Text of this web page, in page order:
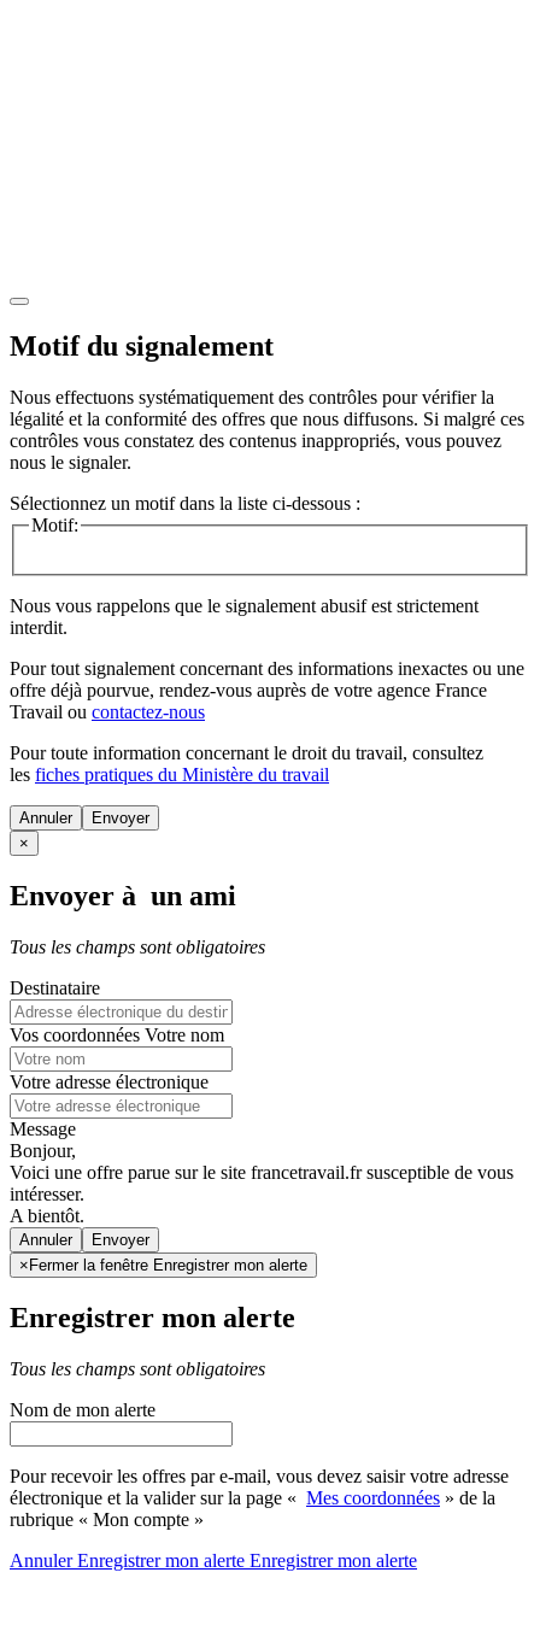
Motif du signalement
Nous effectuons systématiquement des contrôles pour vérifier la
légalité et la conformité des offres que nous diffusons. Si malgré ces
contrôles vous constatez des contenus inappropriés, vous pouvez
nous le signaler.
Sélectionnez un motif dans la liste ci-dessous :
Motif:
Nous vous rappelons que le signalement abusif est strictement
interdit.
Pour tout signalement concernant des informations inexactes ou une
offre déjà pourvue, rendez-vous auprès de votre agence France
Travail ou contactez-nous
Pour toute information concernant le droit du travail, consultez
les fiches pratiques du Ministère du travail
Annuler
×
Envoyer à un ami
Tous les champs sont obligatoires
Destinataire
Vos coordonnées Votre nom
Votre adresse électronique
Message
Bonjour,
Voici une offre parue sur le site francetravail.fr susceptible de vous
intéresser.
A bientôt.
Annuler
× Fermer la fenêtre Enregistrer mon alerte
Enregistrer mon alerte
Tous les champs sont obligatoires
Nom de mon alerte
Pour recevoir les offres par e-mail, vous devez saisir votre adresse
électronique et la valider sur la page « Mes coordonnées » de la
rubrique « Mon compte »
AnnulerEnregistrer mon alerte Enregistrermon alerte